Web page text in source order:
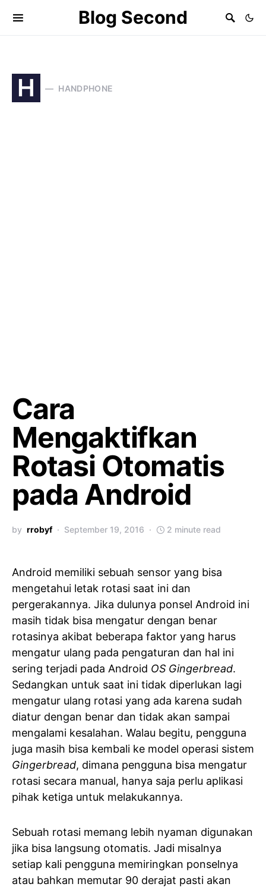
Blog Second
H HANDPHONE
Cara
Mengaktifkan
Rotasi Otomatis
pada Android
by rrobyf September 19, 2016 2 minute read
Android memiliki sebuah sensor yang bisa
mengetahui letak rotasi saat ini dan
pergerakannya. Jika dulunya ponsel Android ini
masih tidak bisa mengatur dengan benar
rotasinya akibat beberapa faktor yang harus
mengatur ulang pada pengaturan dan hal ini
sering terjadi pada Android OS Gingerbread.
Sedangkan untuk saat ini tidak diperlukan lagi
mengatur ulang rotasi yang ada karena sudah
diatur dengan benar dan tidak akan sampai
mengalami kesalahan. Walau begitu, pengguna
juga masih bisa kembali ke model operasi sistem
Gingerbread, dimana pengguna bisa mengatur
rotasi secara manual, hanya saja perlu aplikasi
pihak ketiga untuk melakukannya.
Sebuah rotasi memang lebih nyaman digunakan
jika bisa langsung otomatis. Jadi misalnya
setiap kali pengguna memiringkan ponselnya
atau bahkan memutar 90 derajat pasti akan